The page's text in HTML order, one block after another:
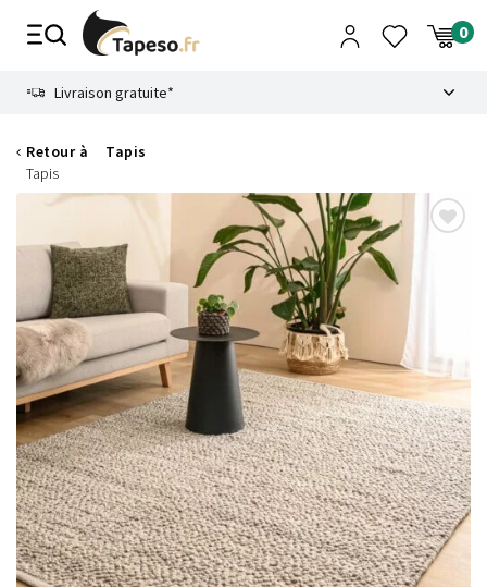
Livraison gratuite*
Retour à
Tapis
Tapis